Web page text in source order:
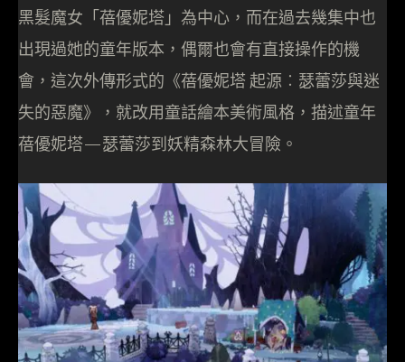
黑髮魔女「蓓優妮塔」為中心，而在過去幾集中也
出現過她的童年版本，偶爾也會有直接操作的機
會，這次外傳形式的《蓓優妮塔 起源︰瑟蕾莎與迷
失的惡魔》，就改用童話繪本美術風格，描述童年
蓓優妮塔—瑟蕾莎到妖精森林大冒險。